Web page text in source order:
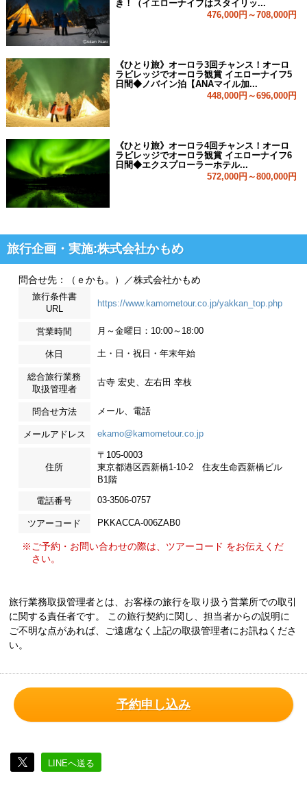
き！（イエローナイフはスタイリッ...
476,000円～708,000円
《ひとり旅》オーロラ3回チャンス！オーロ
ラビレッジでオーロラ観賞 イエローナイフ5
日間◆ノバイン泊【ANAマイル加...
448,000円～696,000円
《ひとり旅》オーロラ4回チャンス！オーロ
ラビレッジでオーロラ観賞 イエローナイフ6
日間◆エクスプローラーホテル...
572,000円～800,000円
旅行企画・実施:株式会社かもめ
問合せ先：（ｅかも。）／株式会社かもめ
旅行条件書
URL
https://www.kamometour.co.jp/yakkan_top.php
営業時間 月～金曜日：10:00～18:00
休日 土・日・祝日・年末年始
総合旅行業務
取扱管理者
古寺 宏史、左右田 幸枝
問合せ方法 メール、電話
メールアドレス ekamo@kamometour.co.jp
住所
〒105-0003
東京都港区西新橋1-10-2 住友生命西新橋ビル
B1階
電話番号 03-3506-0757
ツアーコード PKKACCA-006ZAB0
※ご予約・お問い合わせの際は、ツアーコード をお伝えくだ
さい。
旅行業務取扱管理者とは、お客様の旅行を取り扱う営業所での取引
に関する責任者です。 この旅行契約に関し、担当者からの説明に
ご不明な点があれば、ご遠慮なく上記の取扱管理者にお訊ねくださ
い。
予約申し込み
LINEへ送る